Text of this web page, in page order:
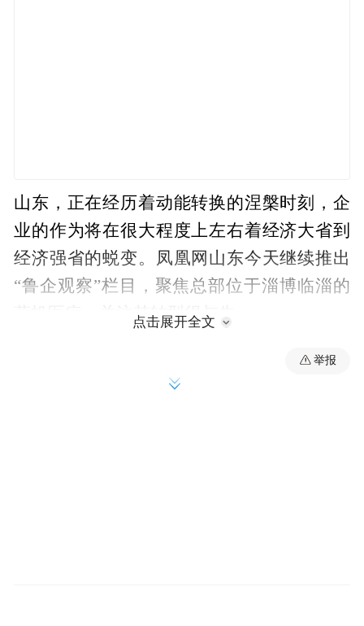
山东，正在经历着动能转换的涅槃时刻，企
业的作为将在很大程度上左右着经济大省到
经济强省的蜕变。凤凰网山东今天继续推出
“鲁企观察”栏目，聚焦总部位于淄博临淄的
蓝帆医疗，关注其转型得与失。
不论是褒扬亦或是质疑，我们的最终目的都
是希望，在这轮发展浪潮中，鲁企能够展现
点击展开全文
举报